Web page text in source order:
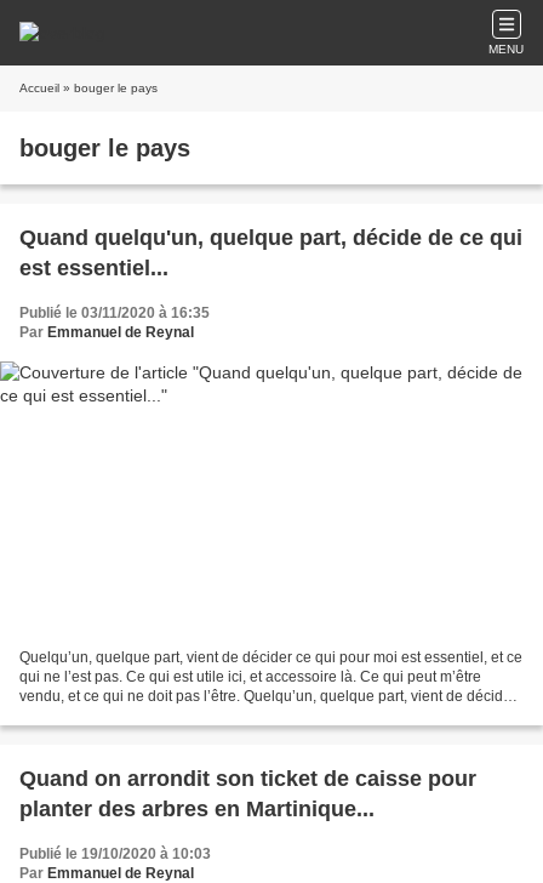
MENU
Accueil » bouger le pays
bouger le pays
Quand quelqu'un, quelque part, décide de ce qui
est essentiel...
Publié le 03/11/2020 à 16:35
Par Emmanuel de Reynal
Quelqu’un, quelque part, vient de décider ce qui pour moi est essentiel, et ce
qui ne l’est pas. Ce qui est utile ici, et accessoire là. Ce qui peut m’être
vendu, et ce qui ne doit pas l’être. Quelqu’un, quelque part, vient de décider
Quand on arrondit son ticket de caisse pour
planter des arbres en Martinique...
Publié le 19/10/2020 à 10:03
Par Emmanuel de Reynal